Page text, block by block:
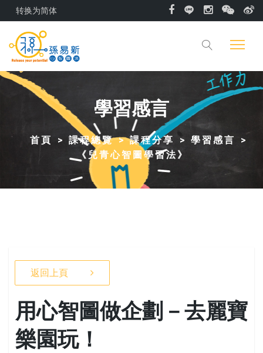
转换为简体
學習感言
首頁 課程總覽 課程分享
學習感言
《兒青心智圖學習法》
返回上頁
用心智圖做企劃－去麗寶
樂園玩！